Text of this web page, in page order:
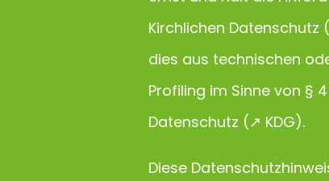
Kirchlichen Datenschutz
dies aus technischen
Profiling im Sinne von §
Datenschutz (↗ KDG).
Diese